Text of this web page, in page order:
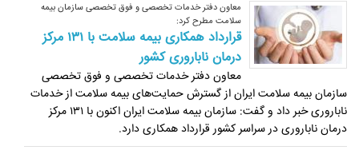
معاون دفتر خدمات تخصصی و فوق تخصصی سازمان بیمه
سلامت مطرح کرد:
قرارداد همکاری بیمه سلامت با ۱۳۱ مرکز
درمان ناباروری کشور
معاون دفتر خدمات تخصصی و فوق تخصصی
سازمان بیمه سلامت ایران از گسترش حمایت‌های بیمه سلامت از خدمات
ناباروری خبر داد و گفت: سازمان بیمه سلامت ایران اکنون با ۱۳۱ مرکز
درمان ناباروری در سراسر کشور قرارداد همکاری دارد.